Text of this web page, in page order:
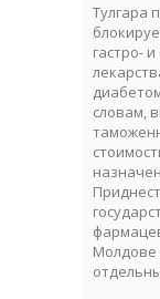
Тулгара
гастро-
словам,
Молдове